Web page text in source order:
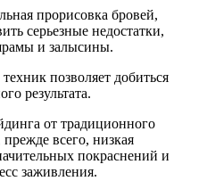
прорисовка бровей,
серьезные недостатки,
и залысины.
позволяет добиться
результата.
от традиционного
всего, низкая
покраснений и
заживления.